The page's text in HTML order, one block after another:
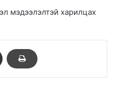
мэдээлэлтэй харилцах